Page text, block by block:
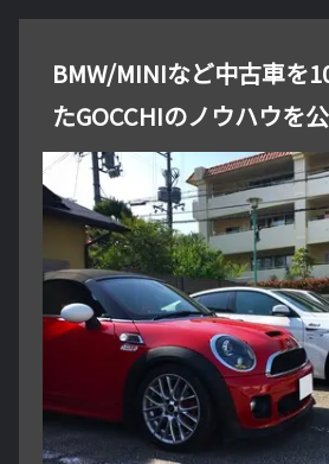
BMW/MINIなど中古車を
たGOCCHIのノウハウを